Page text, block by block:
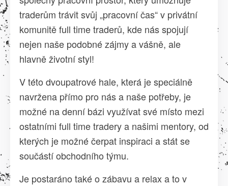
traderům trávit svůj „pracovní čas“ v privátní
komunitě full time traderů, kde nás spojují
nejen naše podobné zájmy a vášně, ale
hlavně životní styl!
V této dvoupatrové hale, která je speciálně
navržena přímo pro nás a naše potřeby, je
možné na denní bázi využívat své místo mezi
ostatními full time tradery a našimi mentory, od
kterých je možné čerpat inspiraci a stát se
součástí obchodního týmu.
Je postaráno také o zábavu a relax a to v